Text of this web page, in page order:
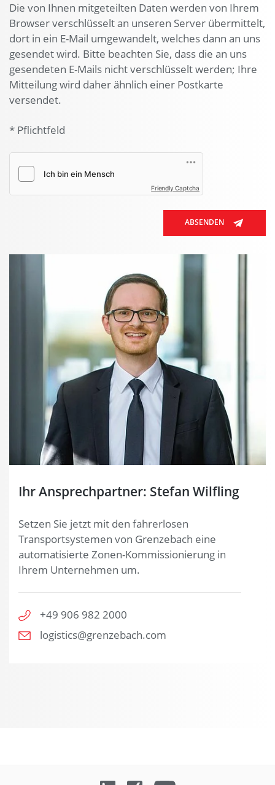
Die von Ihnen mitgeteilten Daten werden von Ihrem
Browser verschlüsselt an unseren Server übermittelt,
dort in ein E-Mail umgewandelt, welches dann an uns
gesendet wird. Bitte beachten Sie, dass die an uns
gesendeten E-Mails nicht verschlüsselt werden; Ihre
Mitteilung wird daher ähnlich einer Postkarte
versendet.
* Pflichtfeld
Friendly Captcha
ABSENDEN
Ihr Ansprechpartner: Stefan Wilfling
Setzen Sie jetzt mit den fahrerlosen
Transportsystemen von Grenzebach eine
automatisierte Zonen-Kommissionierung in
Ihrem Unternehmen um.
+49 906 982 2000
logistics@grenzebach.com